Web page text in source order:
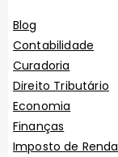
Blog
Contabilidade
Curadoria
Direito Tributário
Economia
Finanças
Imposto de Renda